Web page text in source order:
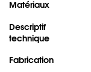
Matériaux
Descriptif
technique
Fabrication